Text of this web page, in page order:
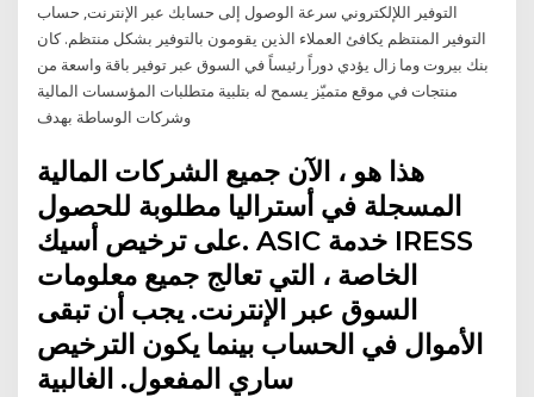
التوفير اللإلكتروني سرعة الوصول إلى حسابك عبر الإنترنت, حساب
التوفير المنتظم يكافئ العملاء الذين يقومون بالتوفير بشكل منتظم. كان
بنك بيروت وما زال يؤدي دوراً رئيساً في السوق عبر توفير باقة واسعة من
منتجات في موقع متميّز يسمح له بتلبية متطلبات المؤسسات المالية
هذا هو ، الآن جميع الشركات المالية
المسجلة في أستراليا مطلوبة للحصول
على ترخيص أسيك. ASIC خدمة IRESS
الخاصة ، التي تعالج جميع معلومات
السوق عبر الإنترنت. يجب أن تبقى
الأموال في الحساب بينما يكون الترخيص
ساري المفعول. الغالبية